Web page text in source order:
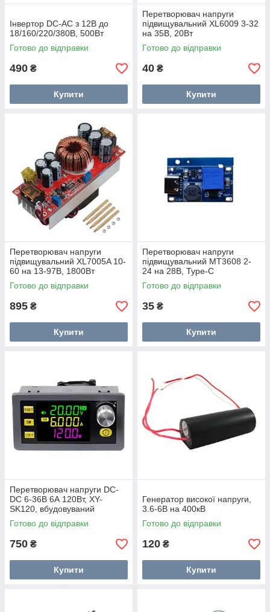
Інвертор DC-AC з 12В до
18/160/220/380В, 500Вт
Готово до відправки
490 ₴
Купити
Перетворювач напруги
підвищувальний XL6009 3-32
на 35В, 20Вт
Готово до відправки
40 ₴
Купити
Перетворювач напруги
підвищувальний XL7005A 10-
60 на 13-97В, 1800Вт
Готово до відправки
895 ₴
Купити
Перетворювач напруги
підвищувальний MT3608 2-
24 на 28В, Type-C
Готово до відправки
35 ₴
Купити
Перетворювач напруги DC-
DC 6-36В 6А 120Вт, XY-
SK120, вбудовуваний
Готово до відправки
750 ₴
Купити
Генератор високої напруги,
3.6-6В на 400кВ
Готово до відправки
120 ₴
Купити